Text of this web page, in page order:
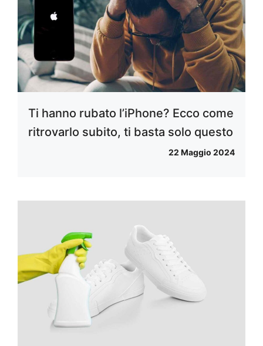
Ti hanno rubato l’iPhone? Ecco come
ritrovarlo subito, ti basta solo questo
22 Maggio 2024